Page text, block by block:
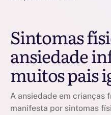
Sintomas
ansiedade
muitos pais
A ansiedade em crianças
manifesta por sintomas